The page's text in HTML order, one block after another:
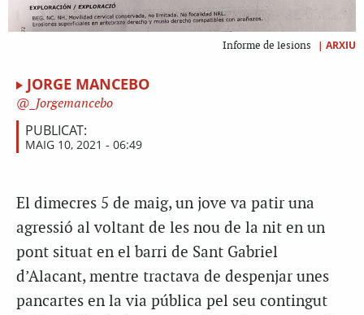
Informe de lesions | ARXIU
JORGE MANCEBO
_Jorgemancebo
PUBLICAT:
MAIG 10, 2021 - 06:49
El dimecres 5 de maig, un jove va patir una
agressió al voltant de les nou de la nit en un
pont situat en el barri de Sant Gabriel
d’Alacant, mentre tractava de despenjar unes
pancartes en la via pública pel seu contingut